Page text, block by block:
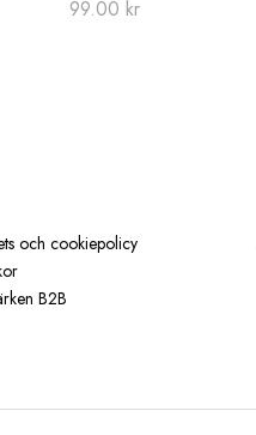
99.00 kr
och cookiepolicy
B2B